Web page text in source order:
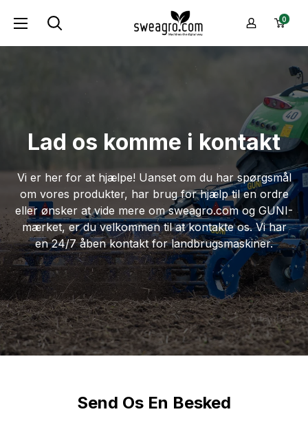
indhold
sweagro.com
-
0
Lad os komme i kontakt
Vi er her for at hjælpe! Uanset om du har spørgsmål
om vores produkter, har brug for hjælp til en ordre
eller ønsker at vide mere om sweagro.com og GUNI-
mærket, er du velkommen til at kontakte os. Vi har
en 24/7 åben kontakt for landbrugsmaskiner.
Send Os En Besked